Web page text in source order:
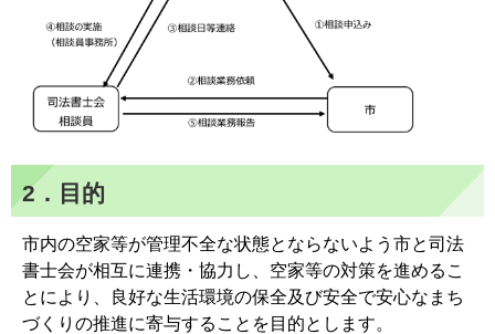
2．目的
市内の空家等が管理不全な状態とならないよう市と司法
書士会が相互に連携・協力し、空家等の対策を進めるこ
とにより、良好な生活環境の保全及び安全で安心なまち
づくりの推進に寄与することを目的とします。